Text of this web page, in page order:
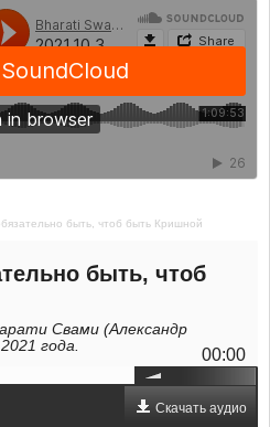
быть, чтоб быть Кришной
быть, чтоб
Свами (Александр
года.
00:00
Скачать аудио